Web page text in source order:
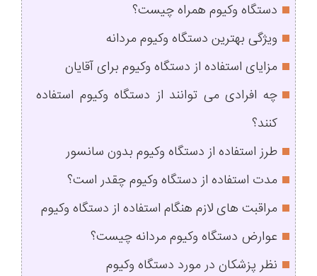
دستگاه وکیوم همراه چیست؟
ویژگی بهترین دستگاه وکیوم مردانه
مزایای استفاده از دستگاه وکیوم برای آقایان
چه افرادی می توانند از دستگاه وکیوم استفاده
کنند؟
طرز استفاده از دستگاه وکیوم بدون سانسور
مدت استفاده از دستگاه وکیوم چقدر است؟
مراقبت های لازم هنگام استفاده از دستگاه وکیوم
عوارض دستگاه وکیوم مردانه چیست؟
نظر پزشکان در مورد دستگاه وکیوم